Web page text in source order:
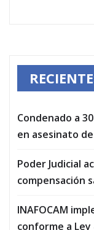
Condenado a
en asesinato
Poder Judicial
compensación
INAFOCAM
conforme a